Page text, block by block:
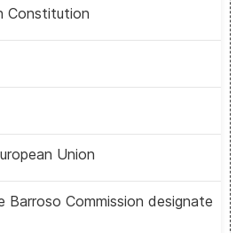
Constitution
Union
Barroso Commission designate